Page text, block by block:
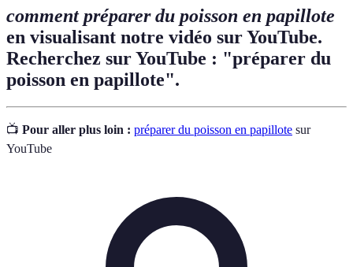
comment préparer du poisson en papillote
en visualisant notre vidéo sur YouTube.
Recherchez sur YouTube : "préparer du
poisson en papillote".
📺 Pour aller plus loin : préparer du poisson en papillote sur
YouTube